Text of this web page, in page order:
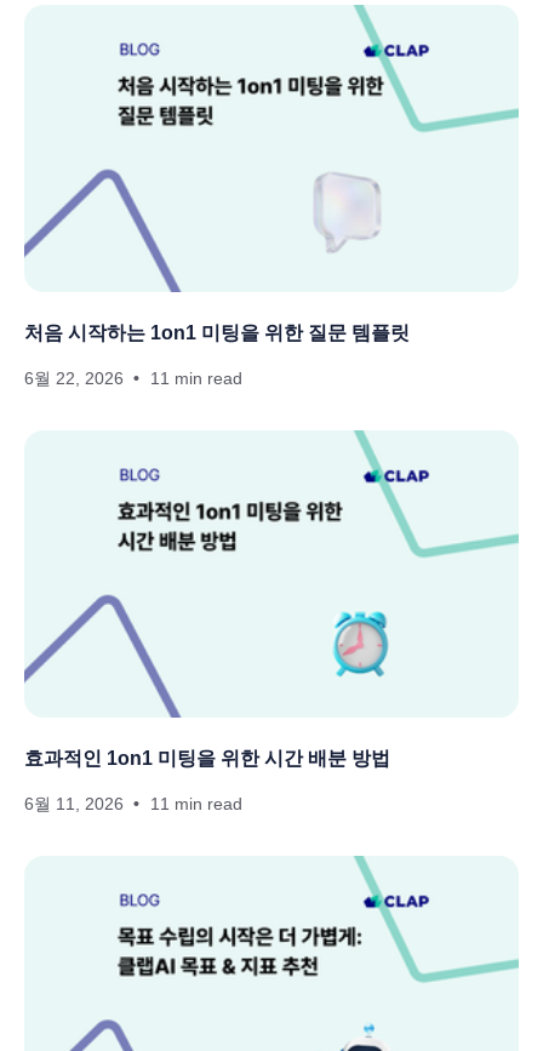
처음 시작하는 1on1 미팅을 위한 질문 템플릿
6월 22, 2026 11 min read
효과적인 1on1 미팅을 위한 시간 배분 방법
6월 11, 2026 11 min read